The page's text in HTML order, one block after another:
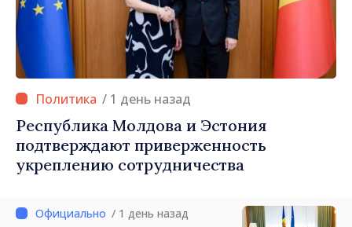
/ 1 день назад
Республика Молдова и Эстония
подтверждают приверженность
укреплению сотрудничества
/ 1 день назад